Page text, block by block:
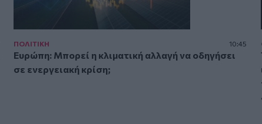
ΠΟΛΙΤΙΚΗ 10:45
Ευρώπη: Μπορεί η κλιματική αλλαγή να οδηγήσει
σε ενεργειακή κρίση;